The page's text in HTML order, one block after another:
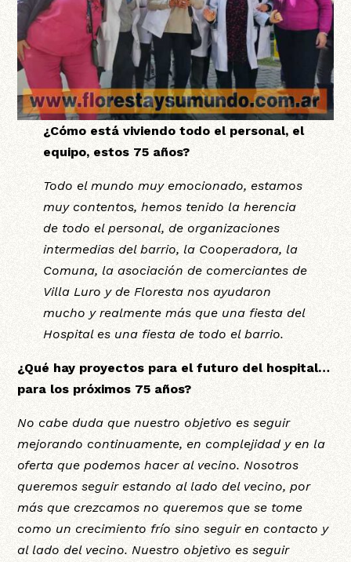
¿Cómo está viviendo todo el personal, el
equipo, estos 75 años?
Todo el mundo muy emocionado, estamos
muy contentos, hemos tenido la herencia
de todo el personal, de organizaciones
intermedias del barrio, la Cooperadora, la
Comuna, la asociación de comerciantes de
Villa Luro y de Floresta nos ayudaron
mucho y realmente más que una fiesta del
Hospital es una fiesta de todo el barrio.
¿Qué hay proyectos para el futuro del hospital…
para los próximos 75 años?
No cabe duda que nuestro objetivo es seguir
mejorando continuamente, en complejidad y en la
oferta que podemos hacer al vecino. Nosotros
queremos seguir estando al lado del vecino, por
más que crezcamos no queremos que se tome
como un crecimiento frío sino seguir en contacto y
al lado del vecino. Nuestro objetivo es seguir